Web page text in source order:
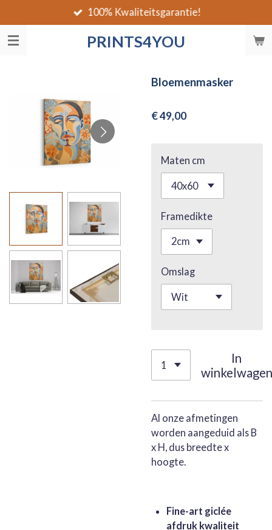
direct
naar
PRINTS4YOU
100% Kwaliteitsgarantie!
Bloemenmasker
€ 49,00
Maten cm
Framedikte
Omslag
In
winkelwagen
Al onze afmetingen
worden aangeduid als B
x H, dus breedte x
hoogte.
Fine-art giclée
afdruk kwaliteit